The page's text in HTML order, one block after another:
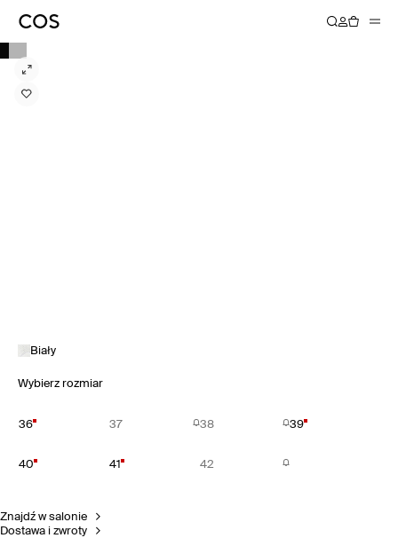
Biały
Wybierz rozmiar
36 37 38 39
40 41 42
Znajdź w salonie
Dostawa i zwroty